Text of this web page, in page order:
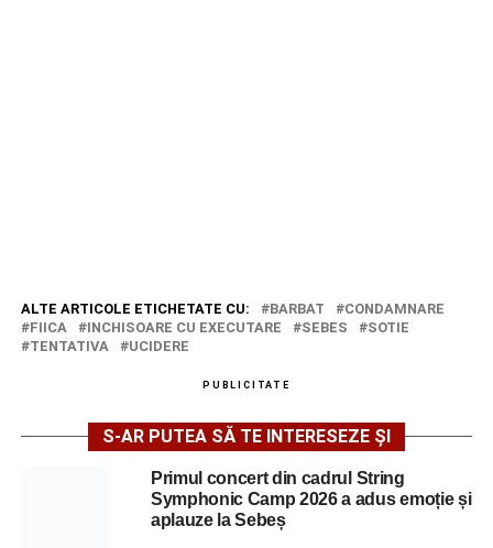
ALTE ARTICOLE ETICHETATE CU: BARBAT
CONDAMNARE
FIICA
INCHISOARE CU EXECUTARE SEBES
SOTIE
TENTATIVA
UCIDERE
PUBLICITATE
S-AR PUTEA SĂ TE INTERESEZE ȘI
Primul concert din cadrul String
Symphonic Camp 2026 a adus emoție și
aplauze la Sebeș